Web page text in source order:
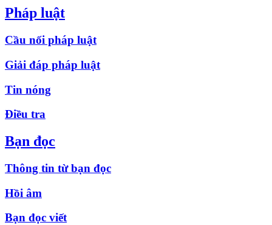
Pháp luật
Cầu nối pháp luật
Giải đáp pháp luật
Tin nóng
Điều tra
Bạn đọc
Thông tin từ bạn đọc
Hồi âm
Bạn đọc viết